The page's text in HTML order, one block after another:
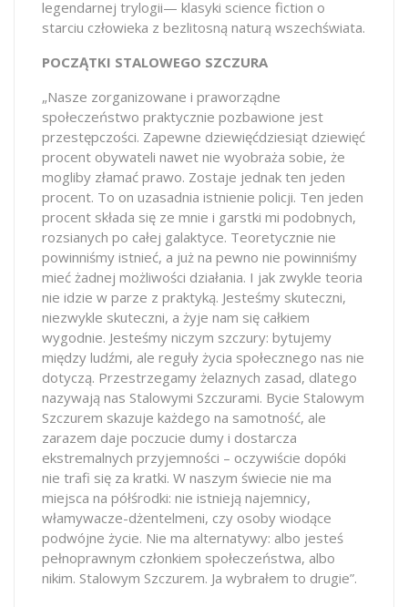
legendarnej trylogii— klasyki science fiction o
starciu człowieka z bezlitosną naturą wszechświata.
POCZĄTKI STALOWEGO SZCZURA
„Nasze zorganizowane i praworządne
społeczeństwo praktycznie pozbawione jest
przestępczości. Zapewne dziewięćdziesiąt dziewięć
procent obywateli nawet nie wyobraża sobie, że
mogliby złamać prawo. Zostaje jednak ten jeden
procent. To on uzasadnia istnienie policji. Ten jeden
procent składa się ze mnie i garstki mi podobnych,
rozsianych po całej galaktyce. Teoretycznie nie
powinniśmy istnieć, a już na pewno nie powinniśmy
mieć żadnej możliwości działania. I jak zwykle teoria
nie idzie w parze z praktyką. Jesteśmy skuteczni,
niezwykle skuteczni, a żyje nam się całkiem
wygodnie. Jesteśmy niczym szczury: bytujemy
między ludźmi, ale reguły życia społecznego nas nie
dotyczą. Przestrzegamy żelaznych zasad, dlatego
nazywają nas Stalowymi Szczurami. Bycie Stalowym
Szczurem skazuje każdego na samotność, ale
zarazem daje poczucie dumy i dostarcza
ekstremalnych przyjemności – oczywiście dopóki
nie trafi się za kratki. W naszym świecie nie ma
miejsca na półśrodki: nie istnieją najemnicy,
włamywacze-dżentelmeni, czy osoby wiodące
podwójne życie. Nie ma alternatywy: albo jesteś
pełnoprawnym członkiem społeczeństwa, albo
nikim. Stalowym Szczurem. Ja wybrałem to drugie”.